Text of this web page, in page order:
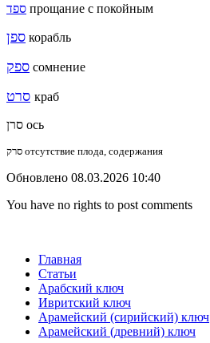
ספד прощание с покойным
ספן корабль
ספק сомнение
סרט краб
סרן ось
סרק отсутствие плода, содержания
Обновлено 08.03.2026 10:40
You have no rights to post comments
Главная
Статьи
Арабский ключ
Ивритский ключ
Арамейский (сирийский) ключ
Арамейский (древний) ключ